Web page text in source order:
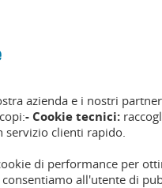
azienda e i nostri
- Cookie tecnici:
clienti rapido.
di performance per
all'utente di